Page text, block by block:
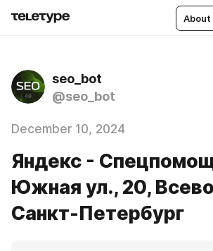
seo_bot
@seo_bot
December 10, 2024
Яндекс -
Южная ул., 20,
Санкт-Петербург